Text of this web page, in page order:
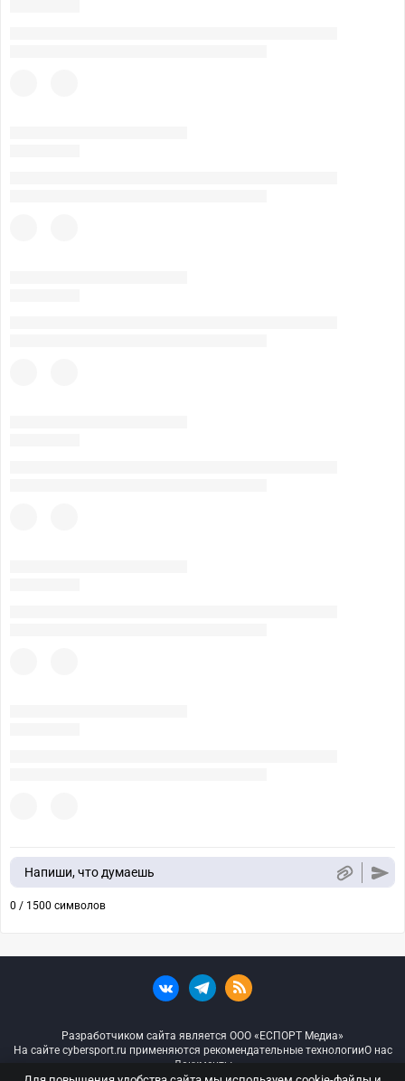
Напиши, что думаешь
0 / 1500 символов
Разработчиком сайта является ООО «ЕСПОРТ Медиа»
На сайте cybersport.ru применяются рекомендательные технологииО нас
Документы